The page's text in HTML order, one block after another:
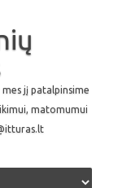
jį patalpinsime
matomumui